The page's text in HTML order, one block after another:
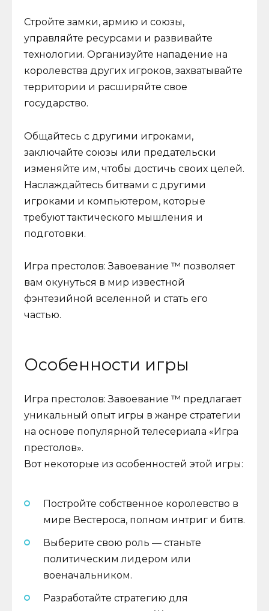
Стройте замки, армию и союзы,
управляйте ресурсами и развивайте
технологии. Организуйте нападение на
королевства других игроков, захватывайте
территории и расширяйте свое
государство.
Общайтесь с другими игроками,
заключайте союзы или предательски
изменяйте им, чтобы достичь своих целей.
Наслаждайтесь битвами с другими
игроками и компьютером, которые
требуют тактического мышления и
подготовки.
Игра престолов: Завоевание ™ позволяет
вам окунуться в мир известной
фэнтезийной вселенной и стать его
частью.
Особенности игры
Игра престолов: Завоевание ™ предлагает
уникальный опыт игры в жанре стратегии
на основе популярной телесериала «Игра
престолов».
Вот некоторые из особенностей этой игры:
Постройте собственное королевство в
мире Вестероса, полном интриг и битв.
Выберите свою роль — станьте
политическим лидером или
военачальником.
Разработайте стратегию для